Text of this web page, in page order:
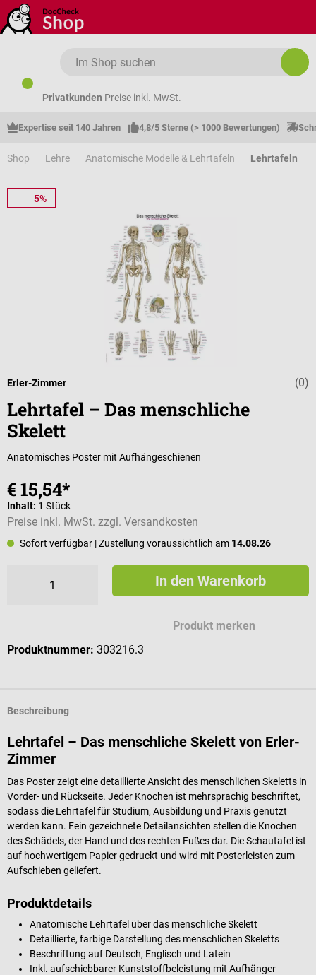
Zum Hauptinhalt springen
Privatkunden Preise inkl. MwSt.
Expertise seit 140 Jahren 4,8/5 Sterne (> 1000 Bewertungen)
Shop Lehre Anatomische Modelle & Lehrtafeln Lehrtafeln
5%
(0)
Erler-Zimmer
Lehrtafel – Das menschliche
Skelett
Anatomisches Poster mit Aufhängeschienen
€ 15,54*
Inhalt: 1 Stück
Preise inkl. MwSt. zzgl. Versandkosten
Sofort verfügbar | Zustellung voraussichtlich am 14.08.26
In den Warenkorb
Produkt merken
Produktnummer: 303216.3
Beschreibung
Lehrtafel – Das menschliche Skelett von Erler-
Zimmer
Das Poster zeigt eine detaillierte Ansicht des menschlichen Skeletts in
Vorder- und Rückseite. Jeder Knochen ist mehrsprachig beschriftet,
sodass die Lehrtafel für Studium, Ausbildung und Praxis genutzt
werden kann. Fein gezeichnete Detailansichten stellen die Knochen
des Schädels, der Hand und des rechten Fußes dar. Die Schautafel ist
auf hochwertigem Papier gedruckt und wird mit Posterleisten zum
Aufschieben geliefert.
Produktdetails
Anatomische Lehrtafel über das menschliche Skelett
Detaillierte, farbige Darstellung des menschlichen Skeletts
Beschriftung auf Deutsch, Englisch und Latein
Inkl. aufschiebbarer Kunststoffbeleistung mit Aufhänger